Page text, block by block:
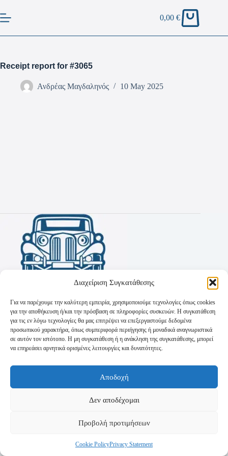
Διαχείριση Συγκατάθεσης
Για να παρέχουμε την καλύτερη εμπειρία, χρησιμοποιούμε τεχνολογίες όπως cookies
για την αποθήκευση ή/και την πρόσβαση σε πληροφορίες συσκευών. Η συγκατάθεση
για τις εν λόγω τεχνολογίες θα μας επιτρέψει να επεξεργαστούμε δεδομένα
προσωπικού χαρακτήρα, όπως συμπεριφορά περιήγησης ή μοναδικά αναγνωριστικά
σε αυτόν τον ιστότοπο. Η μη συγκατάθεση ή η ανάκληση της συγκατάθεσης, μπορεί
να επηρεάσει αρνητικά ορισμένες λειτουργίες και δυνατότητες.
Αποδοχή
Δεν αποδέχομαι
Προβολή προτιμήσεων
Cookie PolicyPrivacy Statement
0,00€
Receipt report for #3065
Ανδρέας Μαγδαληνός 10 May 2025
Πολιτική Απορρήτου
Τρόποι Αποστολής
Τρόποι Πληρωμής